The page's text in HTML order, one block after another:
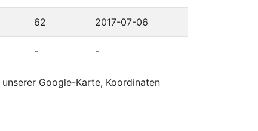
62 2017-07-06
- -
Google-Karte, Koordinaten